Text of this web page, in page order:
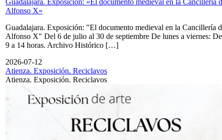
Alfonso X»
Guadalajara. Exposición: "El documento medieval en la Cancillería
Alfonso X" Del 6 de julio al 30 de septiembre De lunes a viernes: De
9 a 14 horas. Archivo Histórico […]
2026-07-12
Atienza. Exposición. Reciclavos
Atienza. Exposición. Reciclavos